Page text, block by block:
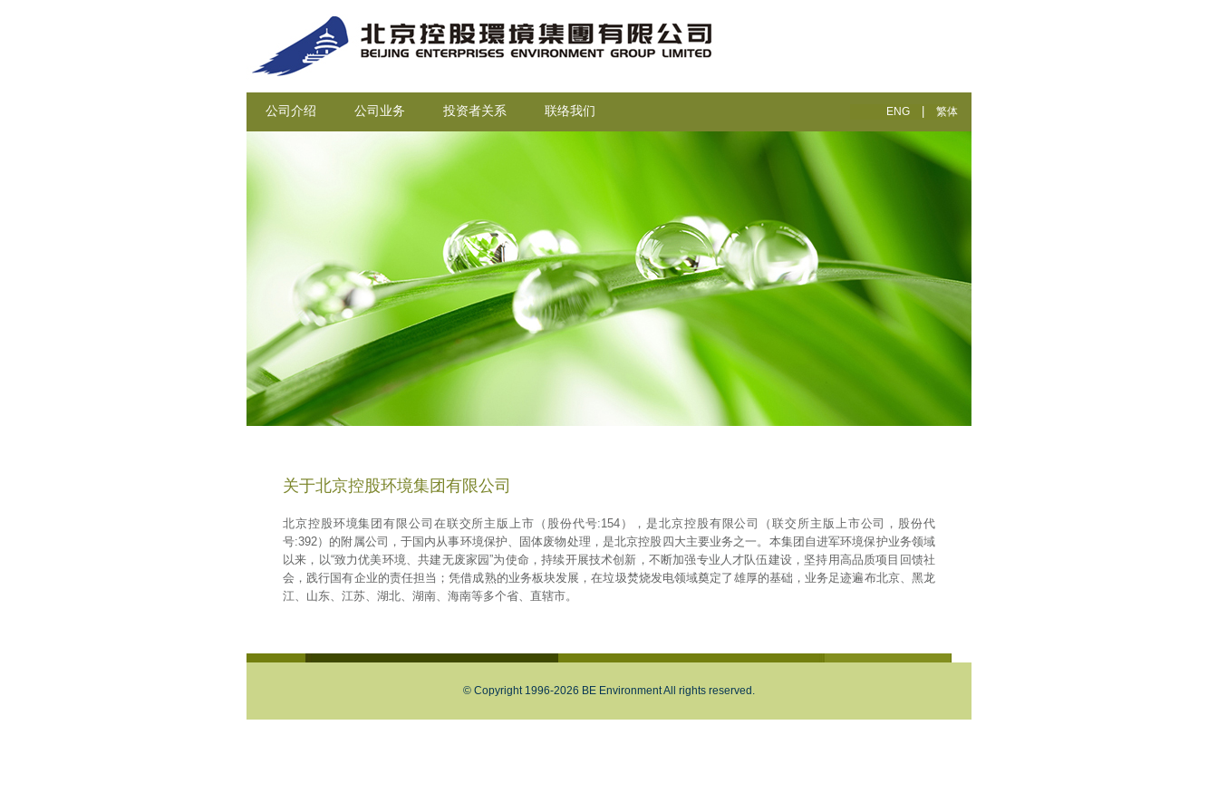
公司介绍 公司业务 投资者关系 联络我们 ENG 繁体
关于北京控股环境集团有限公司
北京控股环境集团有限公司在联交所主版上市（股份代号:154），是北京控股有限公司（联交所主版上市公司，股份代
号:392）的附属公司，于国内从事环境保护、固体废物处理，是北京控股四大主要业务之一。本集团自进军环境保护业务领域
以来，以“致力优美环境、共建无废家园”为使命，持续开展技术创新，不断加强专业人才队伍建设，坚持用高品质项目回馈社
会，践行国有企业的责任担当；凭借成熟的业务板块发展，在垃圾焚烧发电领域奠定了雄厚的基础，业务足迹遍布北京、黑龙
江、山东、江苏、湖北、湖南、海南等多个省、直辖市。
© Copyright 1996-2026 BE Environment All rights reserved.